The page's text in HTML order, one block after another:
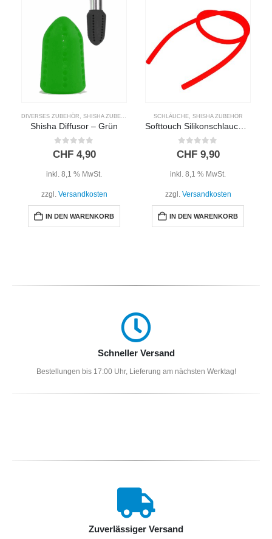
DIVERSES ZUBEHÖR , SHISHA ZUBEHÖR
Shisha Diffusor – Grün
0out of 5
CHF4,90
inkl. 8,1 % MwSt.
zzgl. Versandkosten
IN DEN WARENKORB
SCHLÄUCHE, SHISHA ZUBEHÖR
Softtouch Silikonschlauch – Rot
0out of 5
CHF9,90
inkl. 8,1 % MwSt.
zzgl. Versandkosten
IN DEN WARENKORB
Schneller Versand
Bestellungen bis 17:00 Uhr, Lieferung am nächsten Werktag!
Zuverlässiger Versand